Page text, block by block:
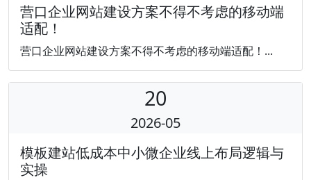
营口企业网站建设方案不得不考虑的移动端
适配！
营口企业网站建设方案不得不考虑的移动端适配！...
20
2026-05
模板建站低成本中小微企业线上布局逻辑与
实操